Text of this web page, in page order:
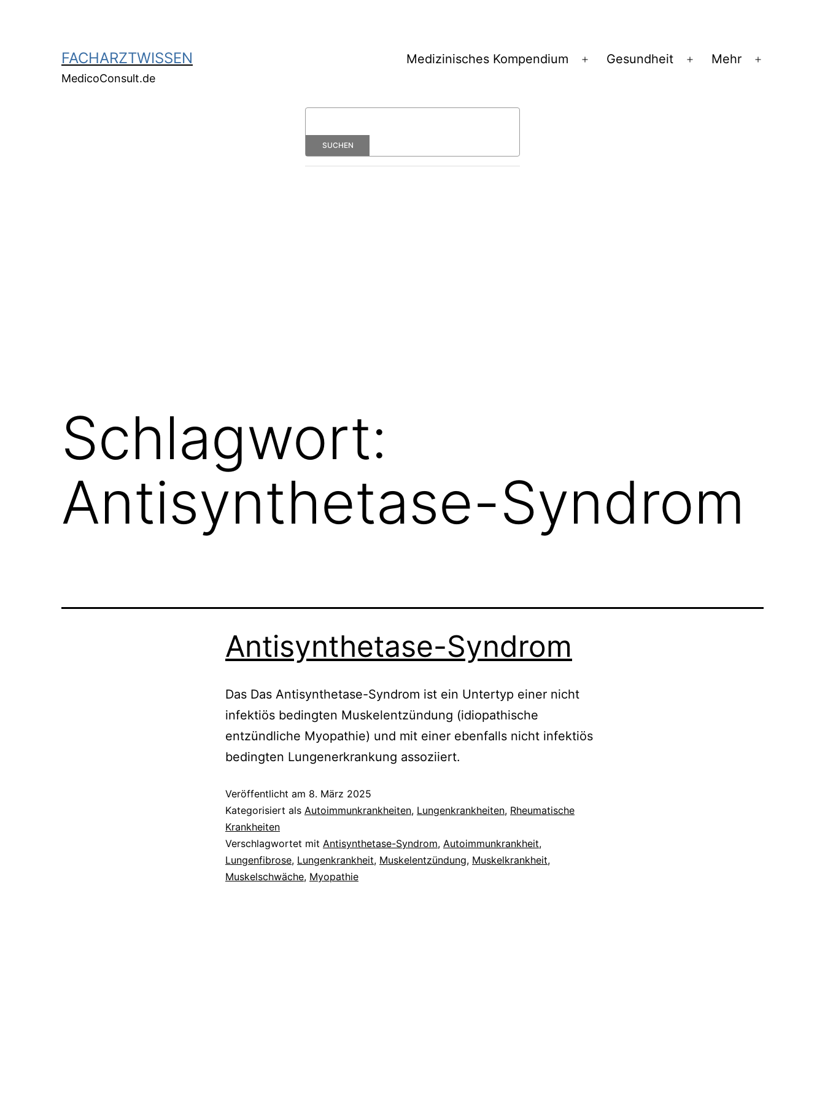
FACHARZTWISSEN
MedicoConsult.de
Medizinisches Kompendium
Menü
Gesundheit
Menü
Mehr
Schlagwort:
Antisynthetase-Syndrom
Antisynthetase-Syndrom
Das Das Antisynthetase-Syndrom ist ein Untertyp einer nicht
infektiös bedingten Muskelentzündung (idiopathische
entzündliche Myopathie) und mit einer ebenfalls nicht infektiös
bedingten Lungenerkrankung assoziiert.
Veröffentlicht am 8. März 2025
Kategorisiert als Autoimmunkrankheiten, Lungenkrankheiten, Rheumatische
Krankheiten
Verschlagwortet mit Antisynthetase-Syndrom, Autoimmunkrankheit,
Lungenfibrose, Lungenkrankheit, Muskelentzündung, Muskelkrankheit,
Muskelschwäche, Myopathie